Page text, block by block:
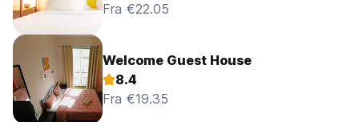
Fra €22.05
Welcome Guest House
8.4
Fra €19.35